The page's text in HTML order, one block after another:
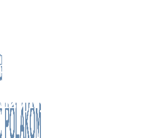
to BM TV -
Media TV -
kanał
na Litwie